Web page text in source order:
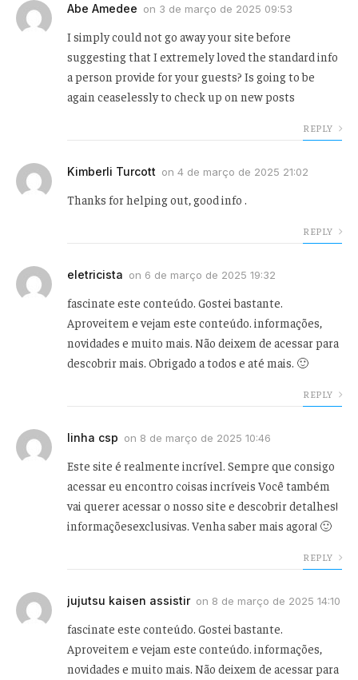
Abe Amedee on 3 de março de 2025 09:53
I simply could not go away your site before
suggesting that I extremely loved the standard info
a person provide for your guests? Is going to be
again ceaselessly to check up on new posts
REPLY
Kimberli Turcott on 4 de março de 2025 21:02
Thanks for helping out, good info .
REPLY
eletricista on 6 de março de 2025 19:32
fascinate este conteúdo. Gostei bastante.
Aproveitem e vejam este conteúdo. informações,
novidades e muito mais. Não deixem de acessar para
descobrir mais. Obrigado a todos e até mais. 🙂
REPLY
linha csp on 8 de março de 2025 10:46
Este site é realmente incrível. Sempre que consigo
acessar eu encontro coisas incríveis Você também
vai querer acessar o nosso site e descobrir detalhes!
informaçõesexclusivas. Venha saber mais agora! 🙂
REPLY
jujutsu kaisen assistir on 8 de março de 2025 14:10
fascinate este conteúdo. Gostei bastante.
Aproveitem e vejam este conteúdo. informações,
novidades e muito mais. Não deixem de acessar para